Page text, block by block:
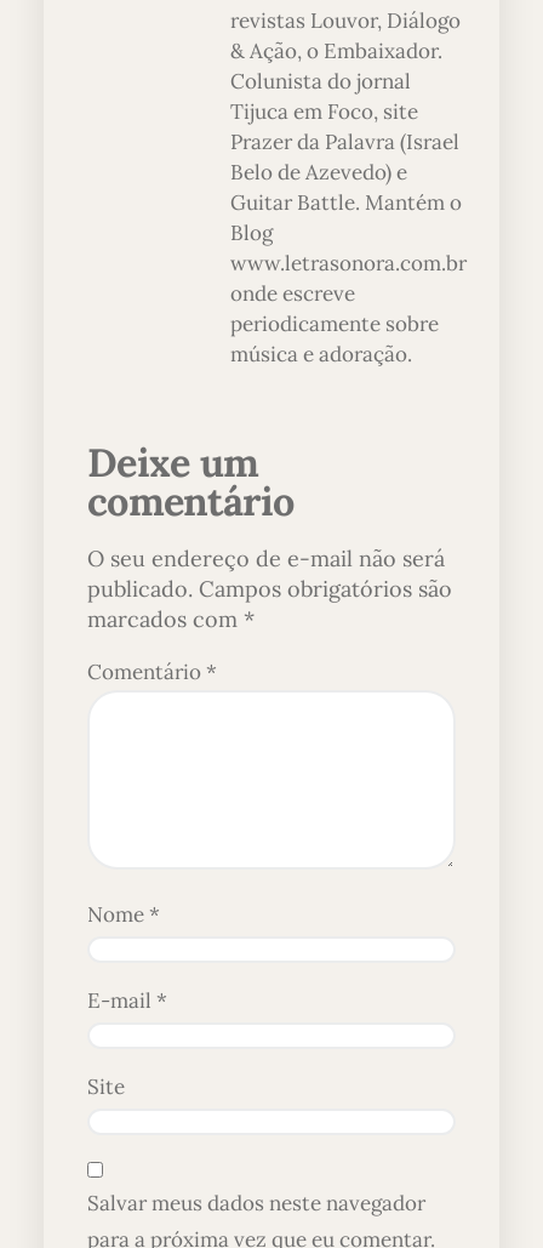
revistas Louvor, Diálogo
& Ação, o Embaixador.
Colunista do jornal
Tijuca em Foco, site
Prazer da Palavra (Israel
Belo de Azevedo) e
Guitar Battle. Mantém o
Blog
www.letrasonora.com.br
onde escreve
periodicamente sobre
música e adoração.
Deixe um
comentário
O seu endereço de e-mail não será
publicado. Campos obrigatórios são
marcados com *
Comentário*
Nome*
E-mail *
Site
Salvar meus dados neste navegador
para a próxima vez que eu comentar.